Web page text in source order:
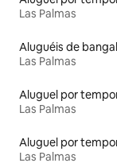
Las Palmas
Aluguéis de
Las Palmas
Las Palmas
Las Palmas